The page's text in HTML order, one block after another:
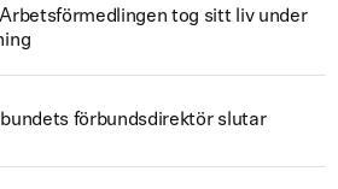
tog sitt liv under
förbundsdirektör slutar